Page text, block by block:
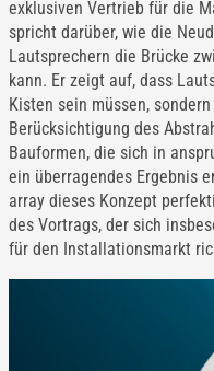
exklusiven Vertrieb für die
spricht darüber, wie die
Lautsprechern die Brücke
kann. Er zeigt auf, dass
Kisten sein müssen,
Berücksichtigung des
Bauformen, die sich in
ein überragendes Ergebnis
array dieses Konzept
des Vortrags, der sich
für den Installationsmarkt